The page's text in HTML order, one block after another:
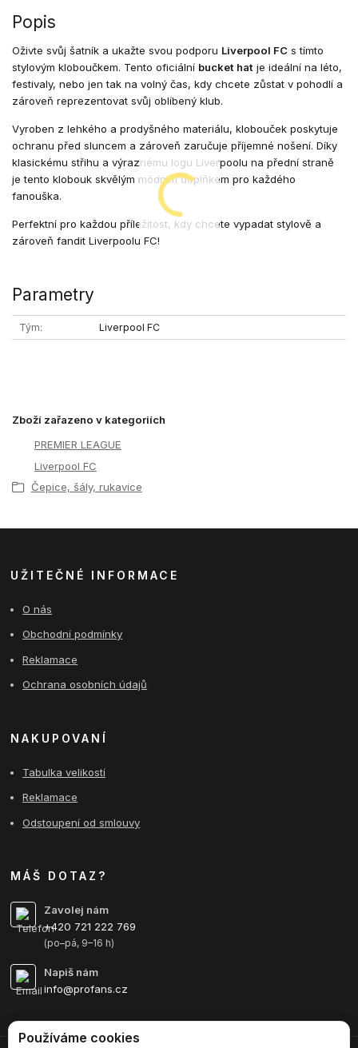
Popis
Oživte svůj šatník a ukažte svou podporu Liverpool FC s tímto
stylovým kloboučkem. Tento oficiální bucket hat je ideální na léto,
festivaly, nebo jen tak na volný čas, kdy chcete zůstat v pohodlí a
zároveň reprezentovat svůj oblíbený klub.
Vyroben z lehkého a prodyšného materiálu, klobouček poskytuje
ochranu před sluncem a zároveň zaručuje příjemné nošení. Díky
klasickému střihu a výraznému logu Liverpoolu na přední straně
je tento klobouk skvělým módním doplňkem pro každého
fanouška.
Perfektní pro každou příležitost, kdy chcete vypadat stylově a
zároveň fandit Liverpoolu FC!
Parametry
Tým Liverpool FC
Zboží zařazeno v kategoriích
PREMIER LEAGUE
Liverpool FC
Čepice, šály, rukavice
UŽITEČNÉ INFORMACE
O nás
Obchodní podmínky
Reklamace
Ochrana osobních údajů
NAKUPOVANÍ
Tabulka velikostí
Reklamace
Odstoupení od smlouvy
MÁŠ DOTAZ?
Zavolej nám
+420 721 222 769
(po–pá, 9–16 h)
Napiš nám
info@profans.cz
Používáme cookies